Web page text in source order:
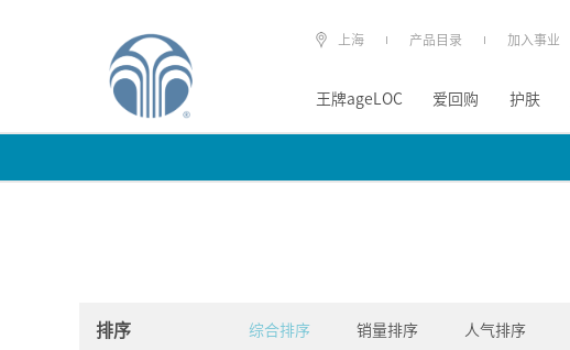
上海 产品目录 加入事业
王牌ageLOC 爱回购 护肤
排序 综合排序 销量排序 人气排序